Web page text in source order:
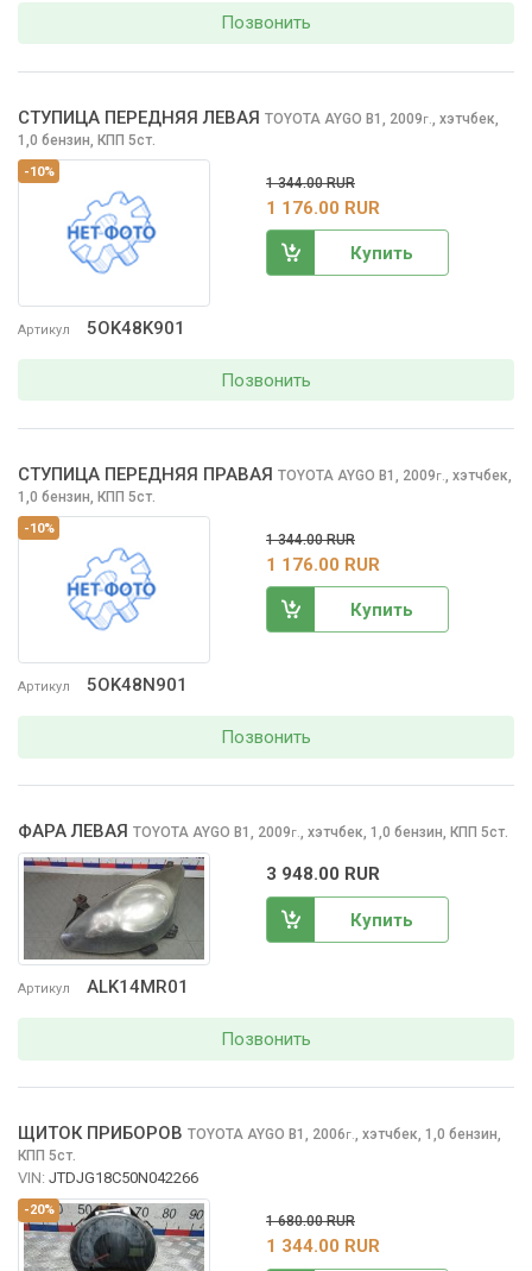
Позвонить
-10%
Артикул 5OK48K901
СТУПИЦА ПЕРЕДНЯЯ ЛЕВАЯ TOYOTA AYGO B1, 2009г.
хэтчбек,
1,0 бензин, КПП 5ст.
1 344.00 RUR
1 176.00 RUR
Купить
Позвонить
-10%
Артикул 5OK48N901
СТУПИЦА ПЕРЕДНЯЯ ПРАВАЯ TOYOTA AYGO B1, 2009г., хэтчбек,
1,0 бензин, КПП 5ст.
1 344.00 RUR
1 176.00 RUR
Купить
Позвонить
Артикул ALK14MR01
ФАРА ЛЕВАЯ TOYOTA AYGO B1, 2009г., хэтчбек, 1,0 бензин, КПП 5ст.
3 948.00 RUR
Купить
Позвонить
-20%
ЩИТОК ПРИБОРОВ TOYOTA AYGO B1, 2006г., хэтчбек, 1,0 бензин,
КПП 5ст.
VIN: JTDJG18C50N042266
1 680.00 RUR
1 344.00 RUR